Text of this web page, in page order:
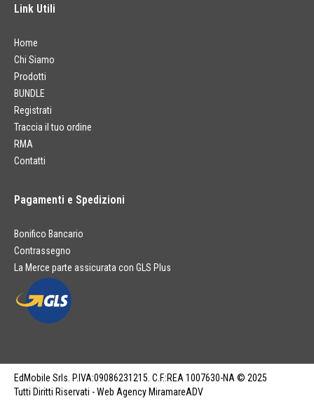
Link Utili
Home
Chi Siamo
Prodotti
BUNDLE
Registrati
Traccia il tuo ordine
RMA
Contatti
Pagamenti e Spedizioni
Bonifico Bancario
Contrassegno
La Merce parte assicurata con GLS Plus
EdMobile Srls. P.IVA:09086231215. C.F.:REA 1007630-NA © 2025
Tutti Diritti Riservati - Web Agency MiramareADV